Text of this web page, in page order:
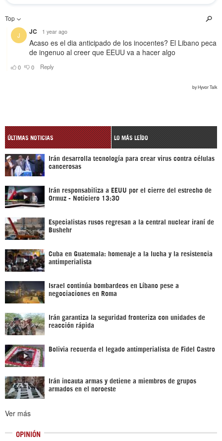
ÚLTIMAS NOTICIAS LO MÁS LEÍDO
Irán desarrolla tecnología para crear virus contra células
cancerosas
Irán responsabiliza a EEUU por el cierre del estrecho de
Ormuz - Noticiero 13:30
Especialistas rusos regresan a la central nuclear iraní de
Bushehr
Cuba en Guatemala: homenaje a la lucha y la resistencia
antimperialista
Israel continúa bombardeos en Líbano pese a
negociaciones en Roma
Irán garantiza la seguridad fronteriza con unidades de
reacción rápida
Bolivia recuerda el legado antimperialista de Fidel Castro
Irán incauta armas y detiene a miembros de grupos
armados en el noroeste
Ver más
OPINIÓN